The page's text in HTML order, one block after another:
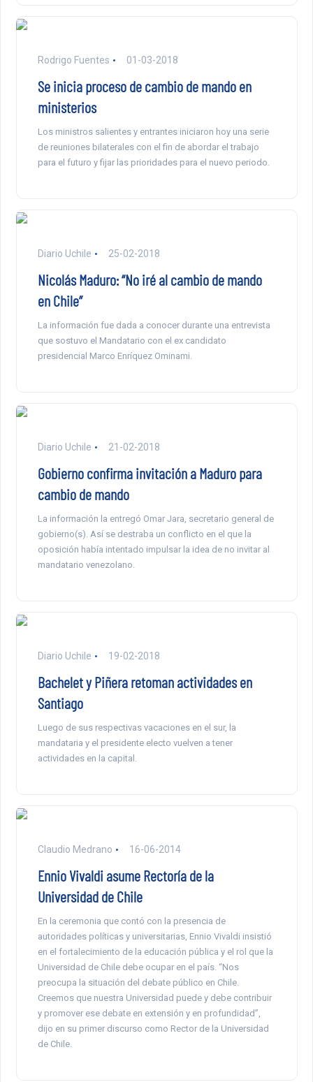
Rodrigo Fuentes 01-03-2018
Se inicia proceso de cambio de mando en
ministerios
Los ministros salientes y entrantes iniciaron hoy una serie
de reuniones bilaterales con el fin de abordar el trabajo
para el futuro y fijar las prioridades para el nuevo periodo.
Diario Uchile 25-02-2018
Nicolás Maduro: “No iré al cambio de mando
en Chile”
La información fue dada a conocer durante una entrevista
que sostuvo el Mandatario con el ex candidato
presidencial Marco Enríquez Ominami.
Diario Uchile 21-02-2018
Gobierno confirma invitación a Maduro para
cambio de mando
La información la entregó Omar Jara, secretario general de
gobierno(s). Así se destraba un conflicto en el que la
oposición había intentado impulsar la idea de no invitar al
mandatario venezolano.
Diario Uchile 19-02-2018
Bachelet y Piñera retoman actividades en
Santiago
Luego de sus respectivas vacaciones en el sur, la
mandataria y el presidente electo vuelven a tener
actividades en la capital.
Claudio Medrano 16-06-2014
Ennio Vivaldi asume Rectoría de la
Universidad de Chile
En la ceremonia que contó con la presencia de
autoridades políticas y universitarias, Ennio Vivaldi insistió
en el fortalecimiento de la educación pública y el rol que la
Universidad de Chile debe ocupar en el país. “Nos
preocupa la situación del debate público en Chile.
Creemos que nuestra Universidad puede y debe contribuir
y promover ese debate en extensión y en profundidad”,
dijo en su primer discurso como Rector de la Universidad
de Chile.